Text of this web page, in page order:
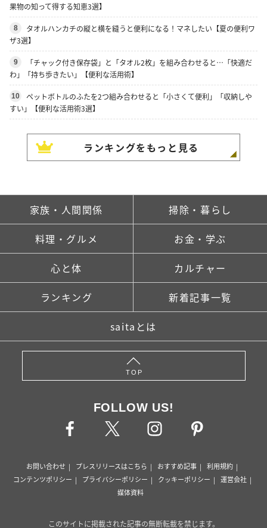
果物の知って得する知恵3選】
8
タオルハンカチの縦と横を縫うと便利になる！マネしたい【夏の便利ワ
ザ3選】
9
「チャック付き保存袋」と「タオル2枚」を組み合わせると…「快適だ
わ」「持ち歩きたい」【便利な活用術】
10
ペットボトルのふたを2つ組み合わせると「小さくて便利」「収納しや
すい」【便利な活用術3選】
ランキングをもっと見る
家族・人間関係 掃除・暮らし
料理・グルメ お金・学ぶ
心と体 カルチャー
ランキング 新着記事一覧
saitaとは
TOP
FOLLOW US!
お問い合わせ プレスリリースはこちら おすすめ記事
利用規約
コンテンツポリシー
プライバシーポリシー クッキーポリシー
運営会社
媒体資料
このサイトに掲載された記事の無断転載を禁じます。